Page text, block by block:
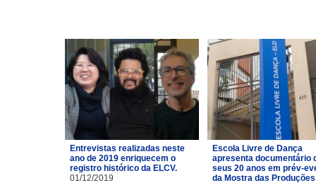
Entrevistas realizadas neste
ano de 2019 enriquecem o
registro histórico da ELCV.
01/12/2019
Escola Livre de Dança
apresenta documentário
seus 20 anos em prév-
da Mostra das